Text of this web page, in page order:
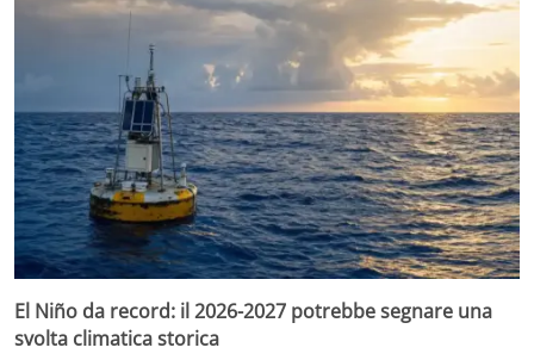
El Niño da record: il 2026-2027 potrebbe segnare una
svolta climatica storica